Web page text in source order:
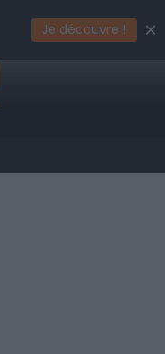
Je découvre ! ×